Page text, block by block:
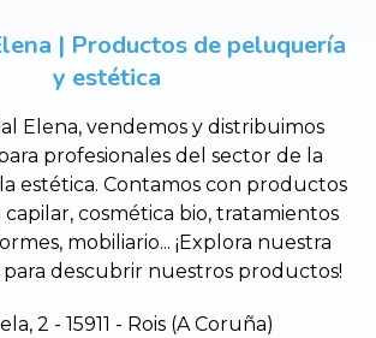
| Productos de peluquería
y estética
Elena, vendemos y distribuimos
profesionales del sector de la
estética. Contamos con productos
cosmética bio, tratamientos
mobiliario... ¡Explora nuestra
descubrir nuestros productos!
2 - 15911 - Rois (A Coruña)